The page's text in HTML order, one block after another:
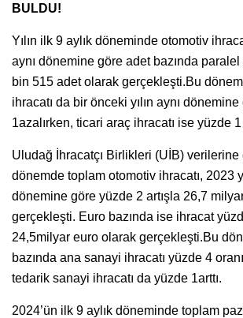
BULDU!
Yılın ilk 9 aylık döneminde otomotiv
aynı dönemine göre adet bazında
bin 515 adet olarak gerçekleşti.Bu
ihracatı da bir önceki yılın aynı
1azalırken, ticari araç ihracatı ise yüzde 1
Uludağ İhracatçı Birlikleri (UİB) verilerine
dönemde toplam otomotiv ihracatı, 2023
dönemine göre yüzde 2 artışla 26,7
gerçekleşti. Euro bazında ise ihracat
24,5milyar euro olarak gerçekleşti.Bu
bazında ana sanayi ihracatı yüzde 4
tedarik sanayi ihracatı da yüzde 1arttı.
2024’ün ilk 9 aylık döneminde toplam